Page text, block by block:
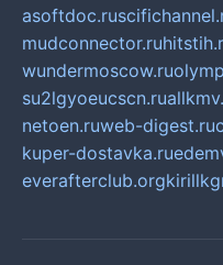
asoftdoc.ru
mudconnector.ru
wundermoscow.ru
su2lgyoeucscn.ru
netoen.ruweb-digest.ru
kuper-dostavka.ru
everafterclub.org